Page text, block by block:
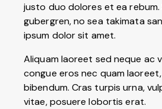
justo duo dolores et ea
gubergren, no sea takimata
ipsum dolor sit amet.
Aliquam laoreet sed neque ac
congue eros nec quam
bibendum. Cras turpis urna,
vitae, posuere lobortis erat.